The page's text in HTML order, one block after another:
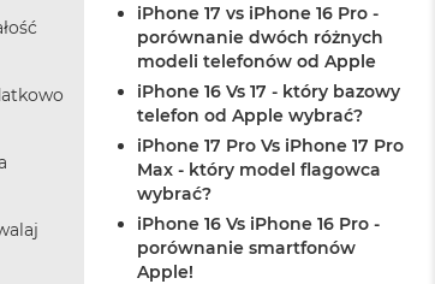
iPhone 17 vs iPhone 16 Pro -
porównanie dwóch różnych
modeli telefonów od Apple
iPhone 16 Vs 17 - który bazowy
telefon od Apple wybrać?
iPhone 17 Pro Vs iPhone 17 Pro
Max - który model flagowca
wybrać?
iPhone 16 Vs iPhone 16 Pro -
porównanie smartfonów
Apple!